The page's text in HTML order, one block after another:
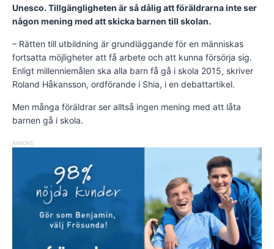
Unesco. Tillgängligheten är så dålig att föräldrarna inte ser
någon mening med att skicka barnen till skolan.
– Rätten till utbildning är grundläggande för en människas
fortsatta möjligheter att få arbete och att kunna försörja sig.
Enligt millenniemålen ska alla barn få gå i skola 2015, skriver
Roland Håkansson, ordförande i Shia, i en debattartikel.
Men många föräldrar ser alltså ingen mening med att låta
barnen gå i skola.
ANNONS